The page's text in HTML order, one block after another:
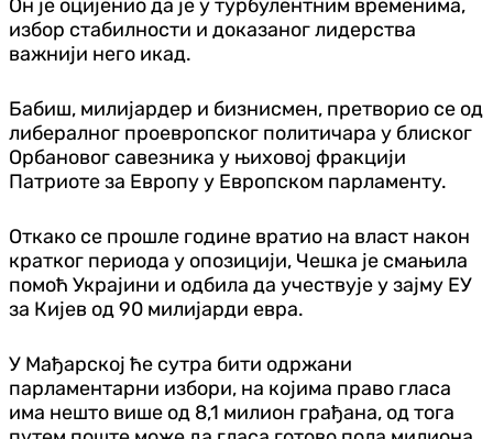
Он је оцијенио да је у турбулентним временима,
избор стабилности и доказаног лидерства
важнији него икад.
Бабиш, милијардер и бизнисмен, претворио се од
либералног проевропског политичара у блиског
Орбановог савезника у њиховој фракцији
Патриоте за Европу у Европском парламенту.
Откако се прошле године вратио на власт након
кратког периода у опозицији, Чешка је смањила
помоћ Украјини и одбила да учествује у зајму ЕУ
за Кијев од 90 милијарди евра.
У Мађарској ће сутра бити одржани
парламентарни избори, на којима право гласа
има нешто више од 8,1 милион грађана, од тога